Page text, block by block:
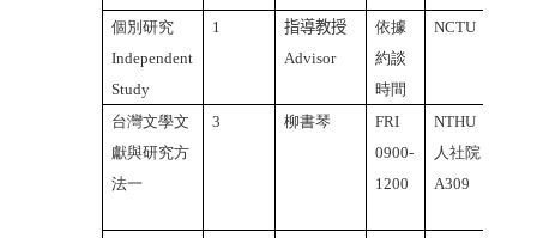
個別研究
Independent
Study
1
指導教授
Advisor
依據
約談
時間
NCTU
台灣文學文
獻與研究方
法一
3 柳書琴
FRI
0900-
1200
NTHU
人社院
A309